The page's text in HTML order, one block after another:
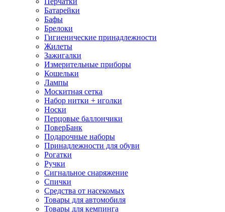
Батарейки
Бафы
Брелоки
Гигиенические принадлежности
Жилеты
Зажигалки
Измерительные приборы
Кошельки
Лампы
Москитная сетка
Набор нитки + иголки
Носки
Перцовые баллончики
ПоверБанк
Подарочные наборы
Принадлежности для обуви
Рогатки
Ручки
Сигнальное снаряжение
Спички
Средства от насекомых
Товары для автомобиля
Товары для кемпинга